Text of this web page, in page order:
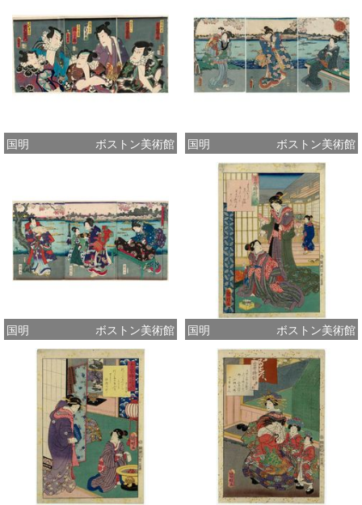
国明 ボストン美術館 国明 ボストン美術館
国明 ボストン美術館 国明 ボストン美術館